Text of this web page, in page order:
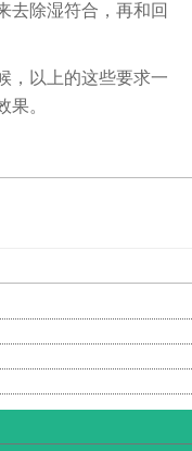
去除湿符合，再和回
以上的这些要求一
果。